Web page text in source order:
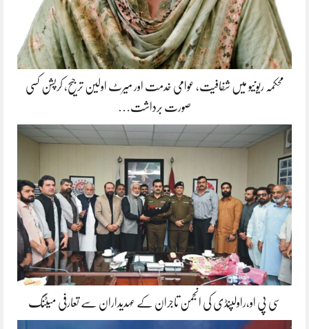
محکمہ ریونیو میں شفافیت، عوامی خدمت اور میرٹ اولین ترجیح، کرپشن کسی
صورت برداشت…
سی پی او،راولپنڈی کی انجمن تاجران کے عہدیداران سے تعارفی میٹنگ